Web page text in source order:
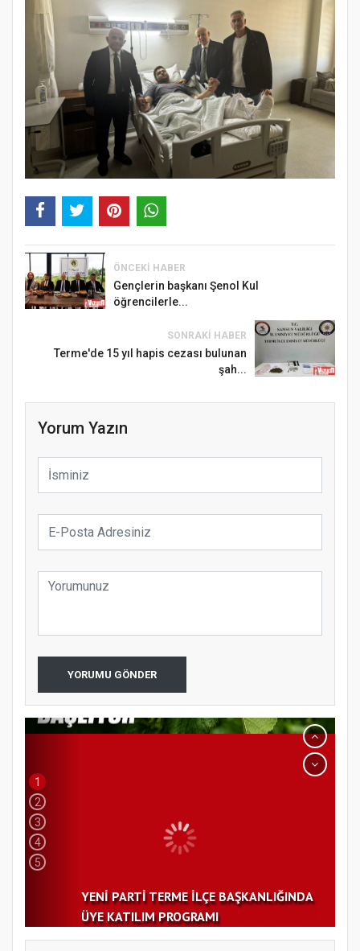
ÖNCEKI HABER
Gençlerin başkanı Şenol Kul
öğrencilerle...
SONRAKI HABER
Terme'de 15 yıl hapis cezası bulunan
şah...
Yorum Yazın
YORUMU GÖNDER
ÜYE KATILIM PROGRAMI
1
2
3
4
5